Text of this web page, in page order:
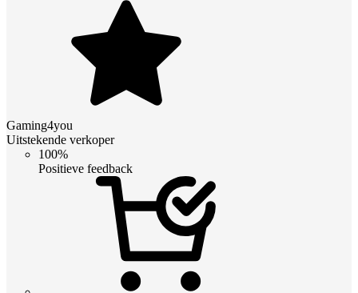
Gaming4you
Uitstekende verkoper
100%
Positieve feedback